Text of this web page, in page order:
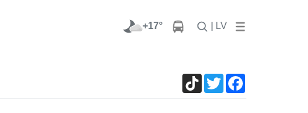
+17° | LV
TikTokTwitter